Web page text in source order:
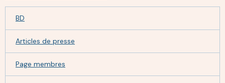
BD
Articles de presse
Page membres